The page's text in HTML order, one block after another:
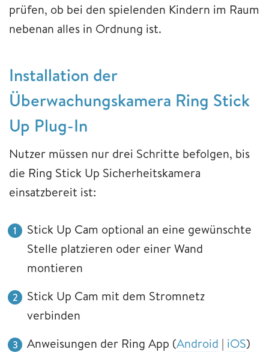
prüfen, ob bei den spielenden Kindern im Raum
nebenan alles in Ordnung ist.
Installation der
Überwachungskamera Ring Stick
Up Plug-In
Nutzer müssen nur drei Schritte befolgen, bis
die Ring Stick Up Sicherheitskamera
einsatzbereit ist:
Stick Up Cam optional an eine gewünschte
Stelle platzieren oder einer Wand
montieren
Stick Up Cam mit dem Stromnetz
verbinden
Anweisungen der Ring App (Android | iOS)